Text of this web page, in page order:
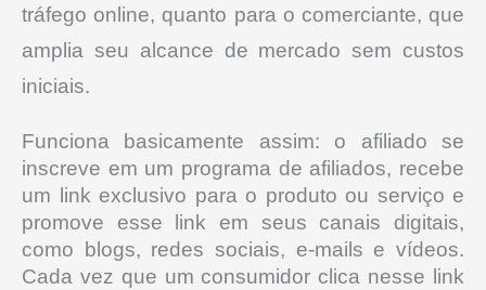
tráfego online, quanto para o comerciante, que
amplia seu alcance de mercado sem custos
iniciais.
Funciona basicamente assim: o afiliado se
inscreve em um programa de afiliados, recebe
um link exclusivo para o produto ou serviço e
promove esse link em seus canais digitais,
como blogs, redes sociais, e-mails e vídeos.
Cada vez que um consumidor clica nesse link